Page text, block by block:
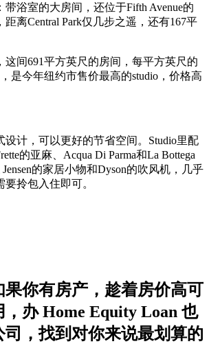
浴室的大房间，还位于Fifth Avenue的
离Central Park仅几步之遥，还有167平
这间691平方英尺的房间，每平方英尺的
是今年纽约市售价最高的studio，价格高
设计，可以更好的节省空间。Studio里配
的亚麻、Acqua Di Parma和La Bottega
的家居小物和Dyson的吹风机，几乎
拎包入住即可。
果你有房产，趁着房价高可
，办 Home Equity Loan 也
，找到对你来说最划算的